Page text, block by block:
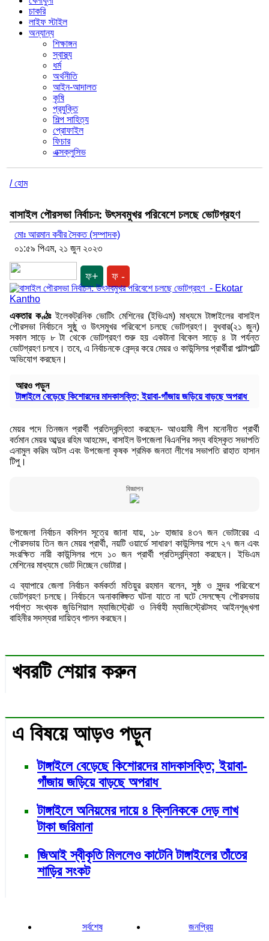
চাকরি
লাইফ স্টাইল
অন্যান্য
শিক্ষাঙ্গন
স্বাস্থ্য
ধর্ম
অর্থনীতি
আইন-আদালত
কৃষি
প্রযুক্তি
শিল্প সাহিত্য
প্রোফাইল
ফিচার
এক্সক্লুসিভ
/ হোম
বাসাইল পৌরসভা নির্বাচন: উৎসবমুখর পরিবেশে চলছে ভোটগ্রহণ
মোঃ আরমান কবীর সৈকত (সম্পাদক)
০১:৫৯ পিএম, ২১ জুন ২০২৩
ফ+ ফ -
একতার কণ্ঠঃইলেকট্রনিক ভোটিং মেশিনের (ইভিএম) মাধ্যমে টাঙ্গাইলের বাসাইল
পৌরসভা নির্বাচনে সুষ্ঠু ও উৎসমুখর পরিবেশে চলছে ভোটগ্রহণ। বুধবার(২১ জুন)
সকাল সাড়ে ৮ টা থেকে ভোটগ্রহণ শুরু হয় একটানা বিকেল সাড়ে ৪ টা পর্যন্ত
ভোটগ্রহণ চলবে। তবে, এ নির্বাচনকে কেন্দ্র করে মেয়র ও কাউন্সিলর প্রার্থীরা পাল্টাপাল্টি
অভিযোগ করছেন।
আরও পড়ুন
টাঙ্গাইলে বেড়েছে কিশোরদের মাদকাসক্তি; ইয়াবা-গাঁজায় জড়িয়ে বাড়ছে অপরাধ
মেয়র পদে তিনজন প্রার্থী প্রতিদ্বন্দ্বিতা করছেন- আওয়ামী লীগ মনোনীত প্রার্থী
বর্তমান মেয়র আব্দুর রহিম আহমেদ, বাসাইল উপজেলা বিএনপির সদ্য বহিস্কৃত সভাপতি
এনামুল করিম অটল এবং উপজেলা কৃষক শ্রমিক জনতা লীগের সভাপতি রাহাত হাসান
টিপু।
বিজ্ঞাপন
উপজেলা নির্বাচন কমিশন সূত্রে জানা যায়, ১৮ হাজার ৪৩৭ জন ভোটারের এ
পৌরসভায় তিন জন মেয়র প্রার্থী, নয়টি ওয়ার্ডে সাধারণ কাউন্সিলর পদে ২৭ জন এবং
সংরক্ষিত নারী কাউন্সিলর পদে ১০ জন প্রার্থী প্রতিদ্বন্দ্বিতা করছেন। ইভিএম
মেশিনের মাধ্যমে ভোট দিচ্ছেন ভোটারা।
এ ব্যাপারে জেলা নির্বাচন কর্মকর্তা মতিয়ুর রহমান বলেন, সুষ্ঠ ও সুন্দর পরিবেশে
ভোটগ্রহণ চলছে। নির্বাচনে অনাকাঙ্ক্ষিত ঘটনা যাতে না ঘটে সেলক্ষ্যে পৌরসভায়
পর্যাপ্ত সংখ্যক জুডিশিয়াল ম্যাজিস্ট্রেট ও নির্বাহী ম্যাজিস্ট্রেটসহ আইনশৃঙ্খলা
বাহিনীর সদস্যরা দায়িত্ব পালন করছেন।
খবরটি শেয়ার করুন
এ বিষয়ে আড়ও পড়ুন
টাঙ্গাইলে বেড়েছে কিশোরদের মাদকাসক্তি; ইয়াবা-
গাঁজায় জড়িয়ে বাড়ছে অপরাধ
টাঙ্গাইলে অনিয়মের দায়ে ৪ ক্লিনিককে দেড় লাখ
টাকা জরিমানা
জিআই স্বীকৃতি মিললেও কাটেনি টাঙ্গাইলের তাঁতের
শাড়ির সংকট
সর্বশেষ জনপ্রিয়